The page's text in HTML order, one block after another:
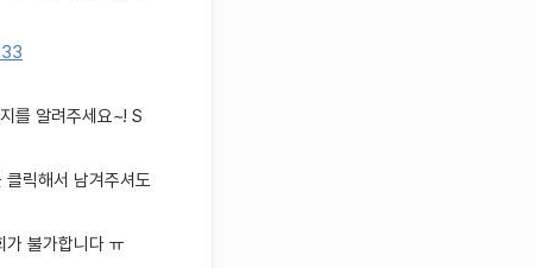
를 알려주세요~! S
클릭해서 남겨주셔도
불가합니다 ㅠ